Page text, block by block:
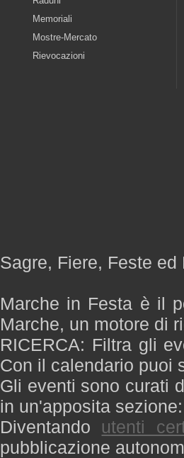
Memoriali
Mostre-Mercato
Rievocazioni
Sagre, Fiere, Feste
Marche in Festa è il
Marche, un motore di
RICERCA: Filtra gli
Con il calendario puoi
Gli eventi sono curati
in un'apposita sezione:
Diventando utenti
pubblicazione